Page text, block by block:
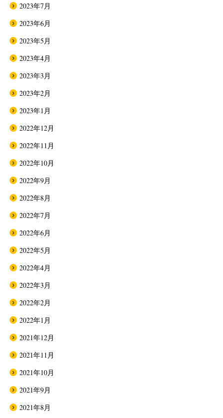
2023年7月
2023年6月
2023年5月
2023年4月
2023年3月
2023年2月
2023年1月
2022年12月
2022年11月
2022年10月
2022年9月
2022年8月
2022年7月
2022年6月
2022年5月
2022年4月
2022年3月
2022年2月
2022年1月
2021年12月
2021年11月
2021年10月
2021年9月
2021年8月